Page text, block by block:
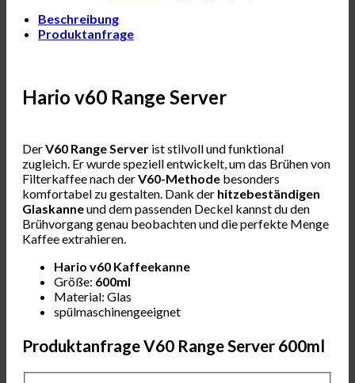
Beschreibung
Produktanfrage
Hario v60 Range Server
DerV60 Range Server ist stilvoll und funktional
zugleich. Er wurde speziell entwickelt, um das Brühen von
Filterkaffee nach derV60-Methode besonders
komfortabel zu gestalten. Dank der hitzebeständigen
Glaskanneund dem passenden Deckel kannst du den
Brühvorgang genau beobachten und die perfekte Menge
Kaffee extrahieren.
Hario v60 Kaffeekanne
Größe: 600ml
Material: Glas
spülmaschinengeeignet
Produktanfrage V60 Range Server 600ml